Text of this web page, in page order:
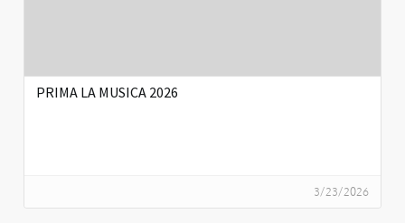
PRIMA LA MUSICA 2026
3/23/2026